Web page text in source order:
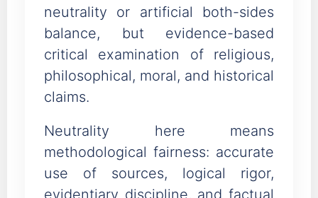
neutrality or artificial both-sides
balance, but evidence-based
critical examination of religious,
philosophical, moral, and historical
claims.
Neutrality here means
methodological fairness: accurate
use of sources, logical rigor,